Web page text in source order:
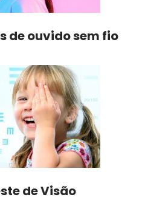
de ouvido sem fio
de Visão